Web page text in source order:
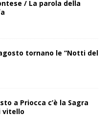
/ La parola della
tornano le “Notti del
a Priocca c’è la Sagra
vitello